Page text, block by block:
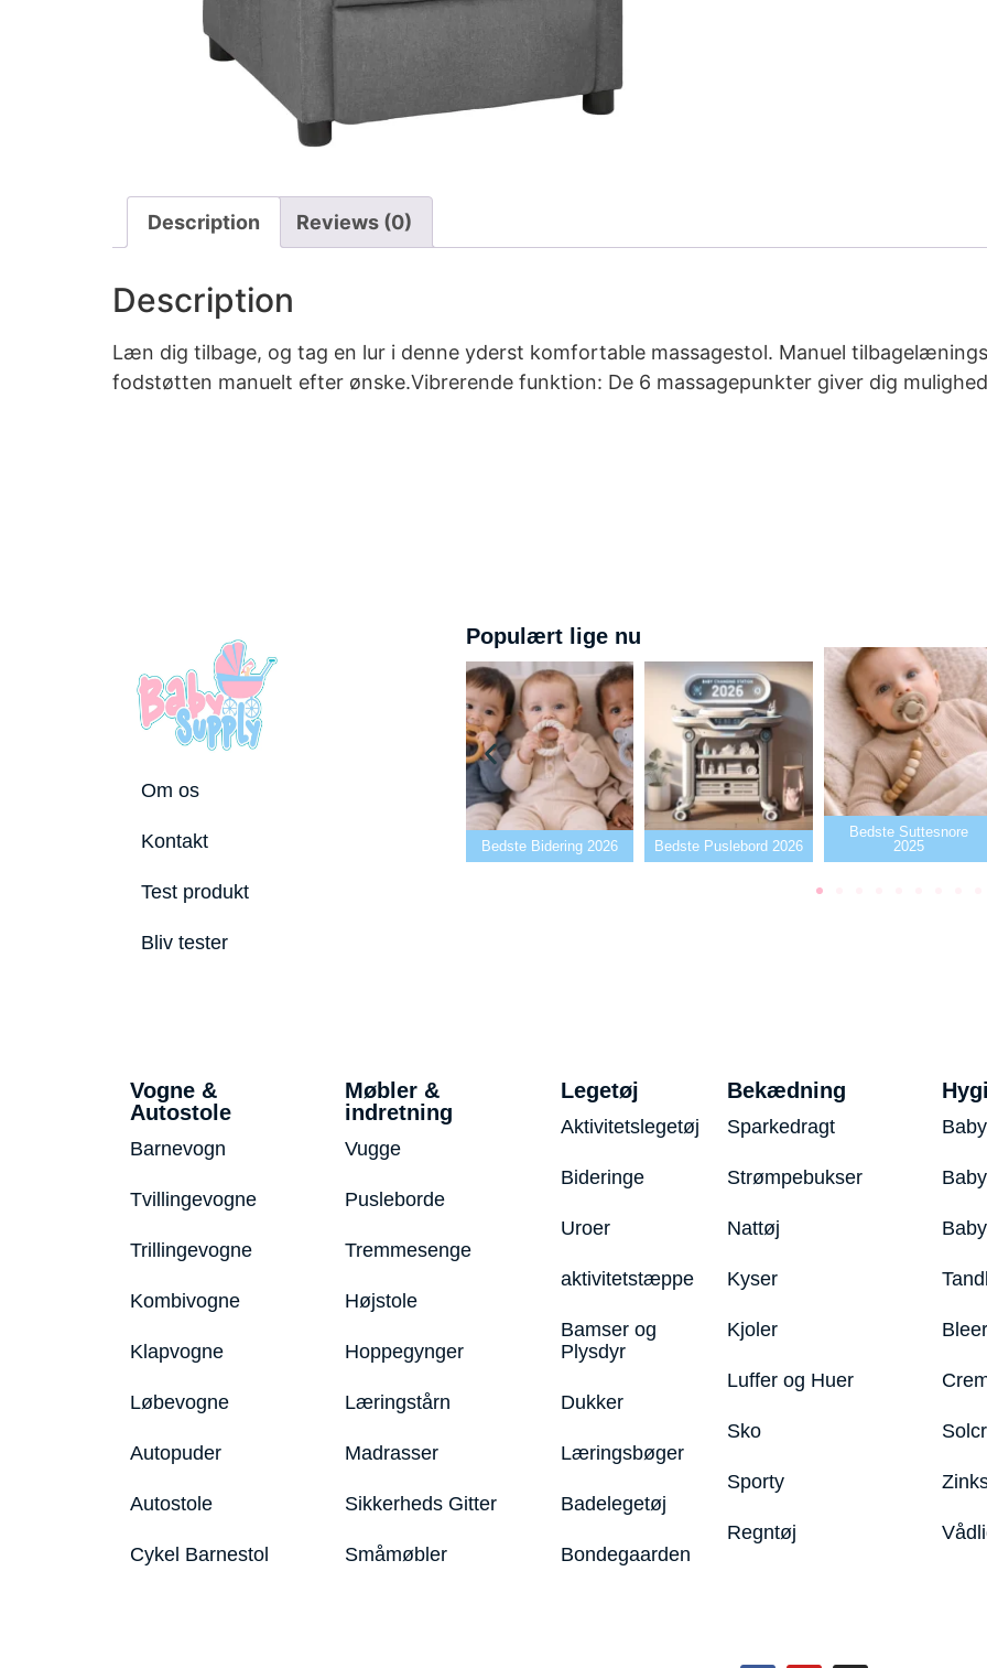
Description Reviews (0)
Description
Læn dig tilbage, og tag en lur i denne yderst komfortable massagestol. Manuel
fodstøtten manuelt efter ønske.Vibrerende funktion: De 6 massagepunkter giver dig
Om os
Kontakt
Test produkt
Bliv tester
Populært lige nu
Bedste tremmeseng
2026
Bedste Bidering 2026 Bedste Puslebord 2026
Bedste Suttesnore
2025
Vogne &
Autostole
Barnevogn
Tvillingevogne
Trillingevogne
Kombivogne
Klapvogne
Løbevogne
Autopuder
Autostole
Cykel Barnestol
Møbler &
indretning
Vugge
Pusleborde
Tremmesenge
Højstole
Hoppegynger
Læringstårn
Madrasser
Sikkerheds Gitter
Småmøbler
Legetøj
Aktivitetslegetøj
Bideringe
Uroer
aktivitetstæppe
Bamser og
Plysdyr
Dukker
Læringsbøger
Badelegetøj
Bondegaarden
Bekædning
Sparkedragt
Strømpebukser
Nattøj
Kyser
Kjoler
Luffer og Huer
Sko
Sporty
Regntøj